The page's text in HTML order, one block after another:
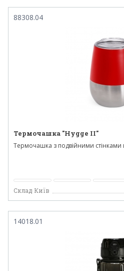
88308.04
Термочашка "Hygge II"
Термочашка з подвійними стінками
Склад Київ
14018.01